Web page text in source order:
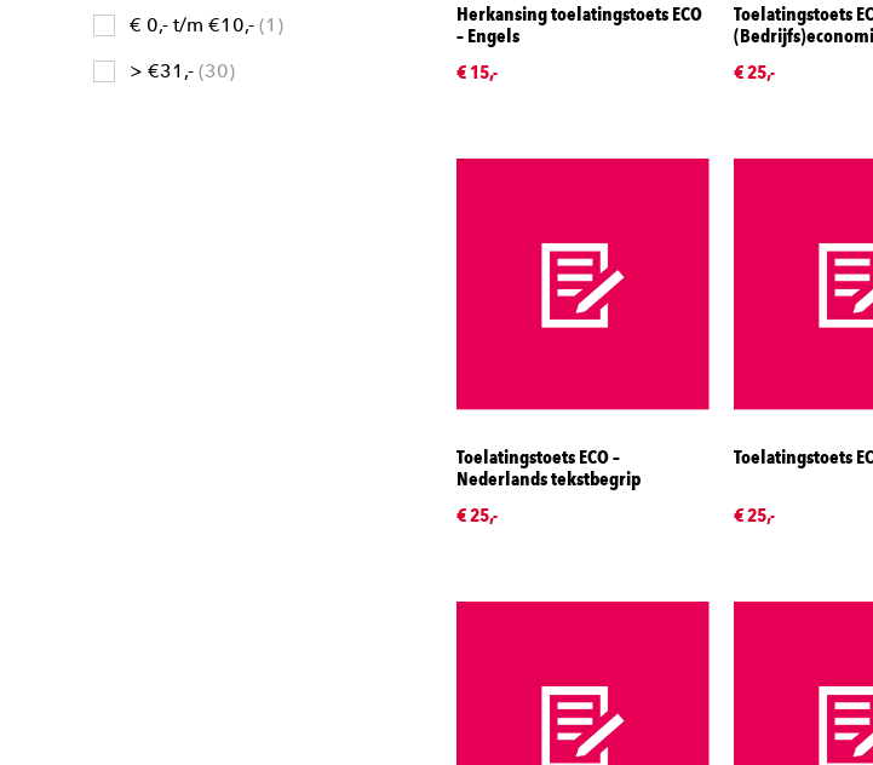
€ 0,- t/m €10,- 1
> €31,- 30
Herkansing toelatingstoets ECO
– Engels
€ 15,-
Toelatingstoets
€ 25,-
Toelatingstoets ECO –
Nederlands tekstbegrip
€ 25,-
Toelatingstoets
€ 25,-